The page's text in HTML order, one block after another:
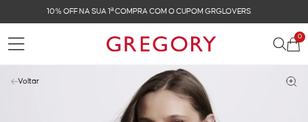
FRETE GRÁTIS NAS COMPRAS ACIMA DE R$ 899
0
Voltar